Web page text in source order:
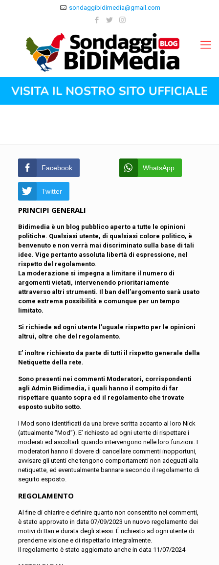
sondaggibidimedia@gmail.com
Facebook WhatsApp
Twitter
PRINCIPI GENERALI
Bidimedia è un blog pubblico aperto a tutte le opinioni
politiche. Qualsiasi utente, di qualsiasi colore politico, è
benvenuto e non verrà mai discriminato sulla base di tali
idee. Vige pertanto assoluta libertà di espressione, nel
rispetto del regolamento.
La moderazione si impegna a limitare il numero di
argomenti vietati, intervenendo prioritariamente
attraverso altri strumenti. Il ban dell’argomento sarà usato
come estrema possibilità e comunque per un tempo
limitato.
Si richiede ad ogni utente l’uguale rispetto per le opinioni
altrui, oltre che del regolamento.
E’ inoltre richiesto da parte di tutti il rispetto generale della
Netiquette della rete.
Sono presenti nei commenti Moderatori, corrispondenti
agli Admin Bidimedia, i quali hanno il compito di far
rispettare quanto sopra ed il regolamento che trovate
esposto subito sotto.
I Mod sono identificati da una breve scritta accanto al loro Nick
(attualmente “Mod”). E’ richiesto ad ogni utente di rispettare i
moderati ed ascoltarli quando intervengono nelle loro funzioni. I
moderatori hanno il dovere di cancellare commenti inopportuni,
avvisare gli utenti che tengono comportamenti non adeguati alla
netiquette, ed eventualmente bannare secondo il regolamento di
seguito esposto.
REGOLAMENTO
Al fine di chiarire e definire quanto non consentito nei commenti,
è stato approvato in data 07/09/2023 un nuovo regolamento dei
motivi di Ban e durata degli stessi. É richiesto ad ogni utente di
prenderne visione e di rispettarlo integralmente.
Il regolamento è stato aggiornato anche in data 11/07/2024